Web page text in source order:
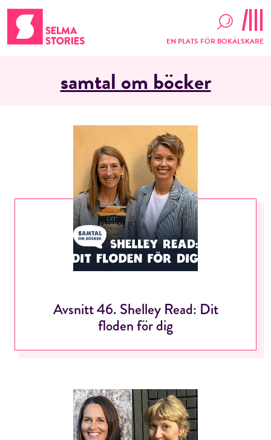
EN PLATS FÖR BOKÄLSKARE
samtal om böcker
Avsnitt 46. Shelley Read: Dit
floden för dig